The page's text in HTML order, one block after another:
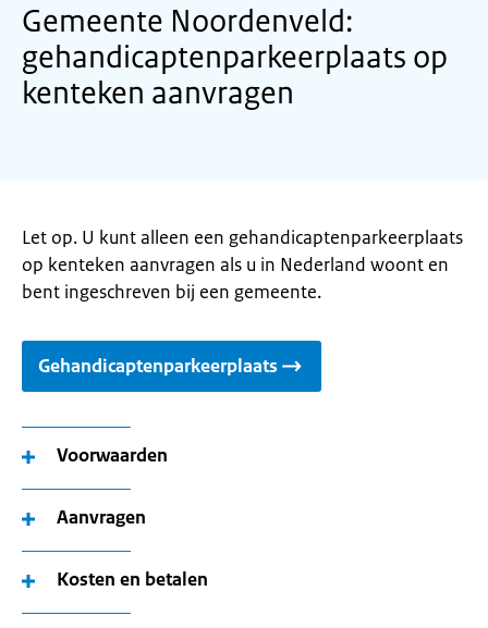
Gemeente Noordenveld:
gehandicaptenparkeerplaats op
kenteken aanvragen
Let op. U kunt alleen een gehandicaptenparkeerplaats
op kenteken aanvragen als u in Nederland woont en
bent ingeschreven bij een gemeente.
Gehandicaptenparkeerplaats
Voorwaarden
Aanvragen
Kosten en betalen